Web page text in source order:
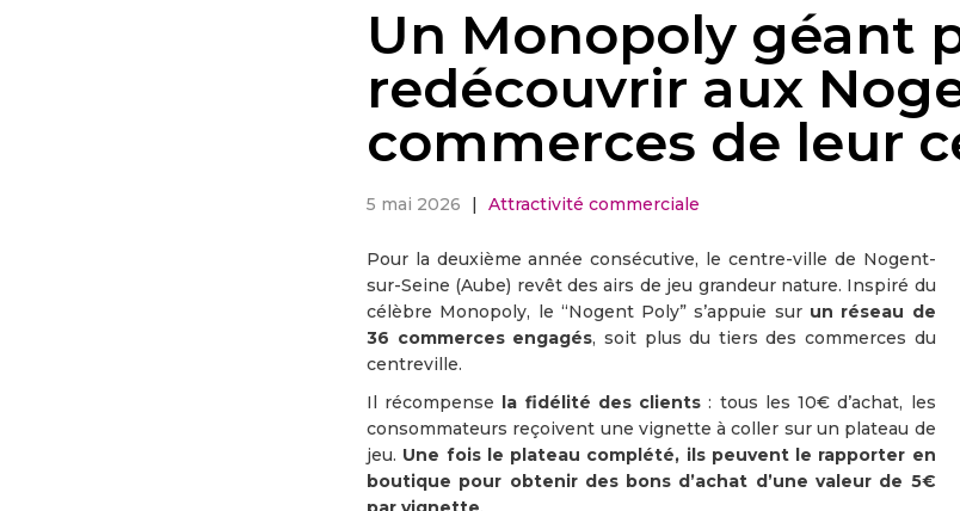
Un Monopoly géant
redécouvrir aux
commerces de leur
5 mai 2026 | Attractivité commerciale
Pour la deuxième année consécutive, le centre-ville de Nogent-
sur-Seine (Aube) revêt des airs de jeu grandeur nature. Inspiré du
célèbre Monopoly, le “Nogent Poly” s’appuie sur un réseau de
36 commerces engagés, soit plus du tiers des commerces du
centreville.
Il récompense la fidélité des clients : tous les 10€ d’achat, les
consommateurs reçoivent une vignette à coller sur un plateau de
jeu. Une fois le plateau complété, ils peuvent le rapporter en
boutique pour obtenir des bons d’achat d’une valeur de 5€